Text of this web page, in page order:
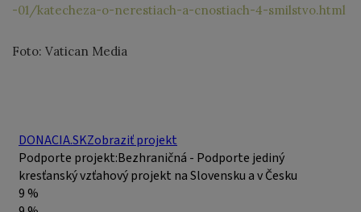
-01/katecheza-o-nerestiach-a-cnostiach-4-smilstvo.html
Foto: Vatican Media